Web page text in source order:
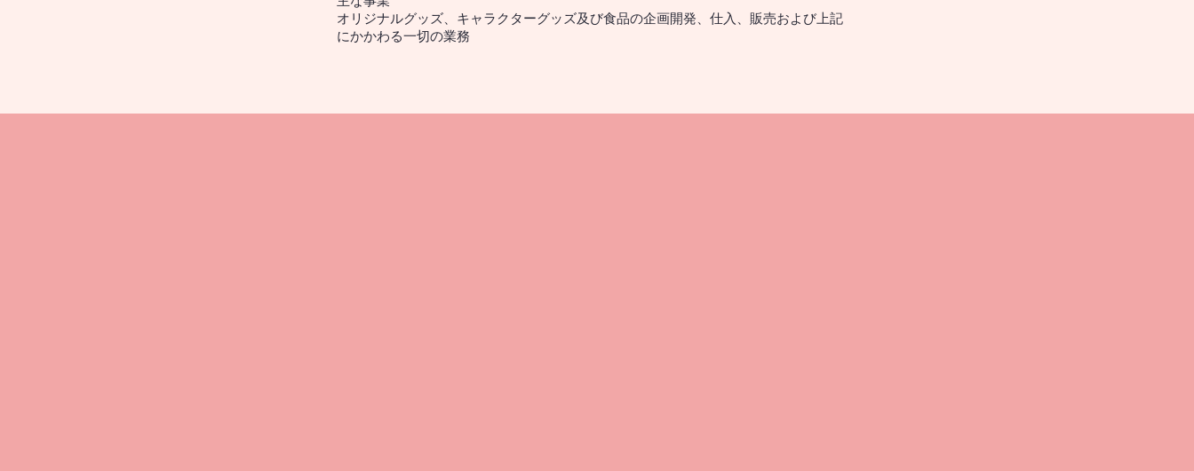
オリジナルグッズ、キャラクターグッズ及び食品の企画開発、仕入、販売および上記
にかかわる一切の業務